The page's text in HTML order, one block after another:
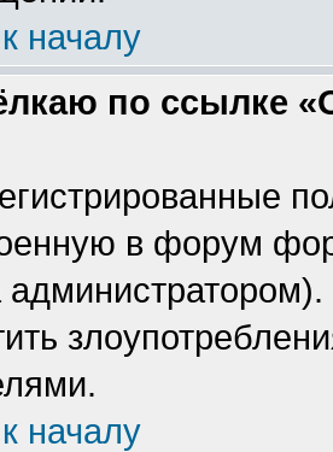
началу
по ссылке
в форум
началу